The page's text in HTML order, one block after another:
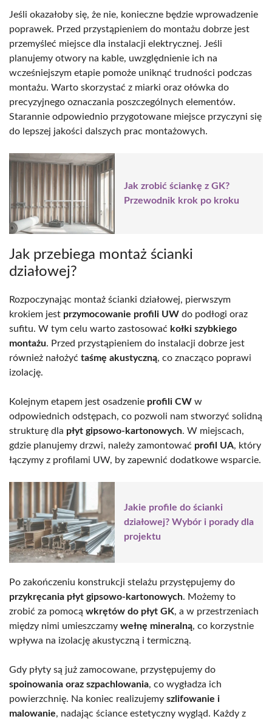
Jeśli okazałoby się, że nie, konieczne będzie wprowadzenie
poprawek. Przed przystąpieniem do montażu dobrze jest
przemyśleć miejsce dla instalacji elektrycznej. Jeśli
planujemy otwory na kable, uwzględnienie ich na
wcześniejszym etapie pomoże uniknąć trudności podczas
montażu. Warto skorzystać z miarki oraz ołówka do
precyzyjnego oznaczania poszczególnych elementów.
Starannie odpowiednio przygotowane miejsce przyczyni się
do lepszej jakości dalszych prac montażowych.
Jak zrobić ściankę z GK?
Przewodnik krok po kroku
Jak przebiega montaż ścianki
działowej?
Rozpoczynając montaż ścianki działowej, pierwszym
krokiem jest przymocowanie profili UW do podłogi oraz
sufitu. W tym celu warto zastosować kołki szybkiego
montażu. Przed przystąpieniem do instalacji dobrze jest
również nałożyć taśmę akustyczną, co znacząco poprawi
izolację.
Kolejnym etapem jest osadzenie profili CW w
odpowiednich odstępach, co pozwoli nam stworzyć solidną
strukturę dla płyt gipsowo-kartonowych. W miejscach,
gdzie planujemy drzwi, należy zamontować profil UA, który
łączymy z profilami UW, by zapewnić dodatkowe wsparcie.
Jakie profile do ścianki
działowej? Wybór i porady dla
projektu
Po zakończeniu konstrukcji stelażu przystępujemy do
przykręcania płyt gipsowo-kartonowych. Możemy to
zrobić za pomocą wkrętów do płyt GK, a w przestrzeniach
między nimi umieszczamy wełnę mineralną, co korzystnie
wpływa na izolację akustyczną i termiczną.
Gdy płyty są już zamocowane, przystępujemy do
spoinowania oraz szpachlowania, co wygładza ich
powierzchnię. Na koniec realizujemy szlifowanie i
malowanie, nadając ściance estetyczny wygląd. Każdy z